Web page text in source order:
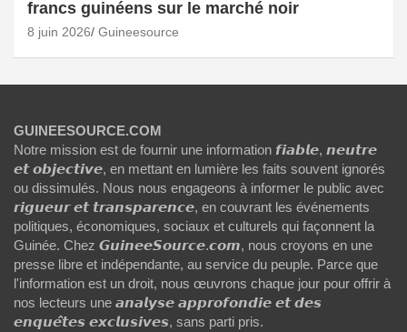
francs guinéens sur le marché noir
8 juin 2026 Guineesource
GUINEESOURCE.COM
Notre mission est de fournir une information 𝙛𝙞𝙖𝙗𝙡𝙚, 𝙣𝙚𝙪𝙩𝙧𝙚
𝙚𝙩 𝙤𝙗𝙟𝙚𝙘𝙩𝙞𝙫𝙚, en mettant en lumière les faits souvent ignorés
ou dissimulés. Nous nous engageons à informer le public avec
𝙧𝙞𝙜𝙪𝙚𝙪𝙧 𝙚𝙩 𝙩𝙧𝙖𝙣𝙨𝙥𝙖𝙧𝙚𝙣𝙘𝙚, en couvrant les événements
politiques, économiques, sociaux et culturels qui façonnent la
Guinée. Chez 𝙂𝙪𝙞𝙣𝙚𝙚𝙎𝙤𝙪𝙧𝙘𝙚.𝙘𝙤𝙢, nous croyons en une
presse libre et indépendante, au service du peuple. Parce que
l'information est un droit, nous œuvrons chaque jour pour offrir à
nos lecteurs une 𝙖𝙣𝙖𝙡𝙮𝙨𝙚 𝙖𝙥𝙥𝙧𝙤𝙛𝙤𝙣𝙙𝙞𝙚 𝙚𝙩 𝙙𝙚𝙨
𝙚𝙣𝙦𝙪𝙚̂𝙩𝙚𝙨 𝙚𝙭𝙘𝙡𝙪𝙨𝙞𝙫𝙚𝙨, sans parti pris.